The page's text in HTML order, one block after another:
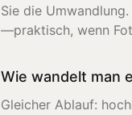
Sie die
—praktisch, wenn
Wie wandelt man
Gleicher Ablauf: